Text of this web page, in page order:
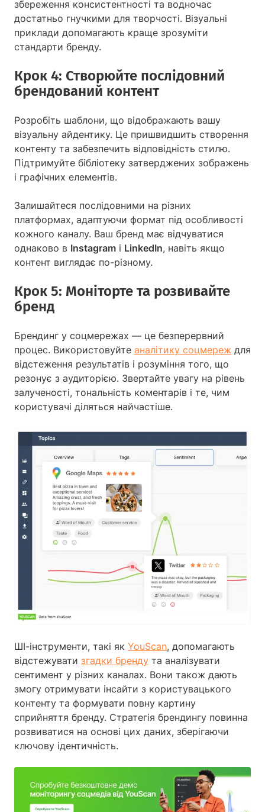
збереження консистентності та водночас
достатньо гнучкими для творчості. Візуальні
приклади допомагають краще зрозуміти
стандарти бренду.
Крок 4: Створюйте послідовний
брендований контент
Розробіть шаблони, що відображають вашу
візуальну айдентику. Це пришвидшить створення
контенту та забезпечить відповідність стилю.
Підтримуйте бібліотеку затверджених зображень
і графічних елементів.
Залишайтеся послідовними на різних
платформах, адаптуючи формат під особливості
кожного каналу. Ваш бренд має відчуватися
однаково в Instagram і LinkedIn, навіть якщо
контент виглядає по-різному.
Крок 5: Моніторте та розвивайте
бренд
Брендинг у соцмережах — це безперервний
процес. Використовуйте аналітику соцмереж для
відстеження результатів і розуміння того, що
резонує з аудиторією. Звертайте увагу на рівень
залученості, тональність коментарів і те, чим
користувачі діляться найчастіше.
ШІ-інструменти, такі як YouScan, допомагають
відстежувати згадки бренду та аналізувати
сентимент у різних каналах. Вони також дають
змогу отримувати інсайти з користувацького
контенту та формувати повну картину
сприйняття бренду. Стратегія брендингу повинна
розвиватися на основі цих даних, зберігаючи
ключову ідентичність.